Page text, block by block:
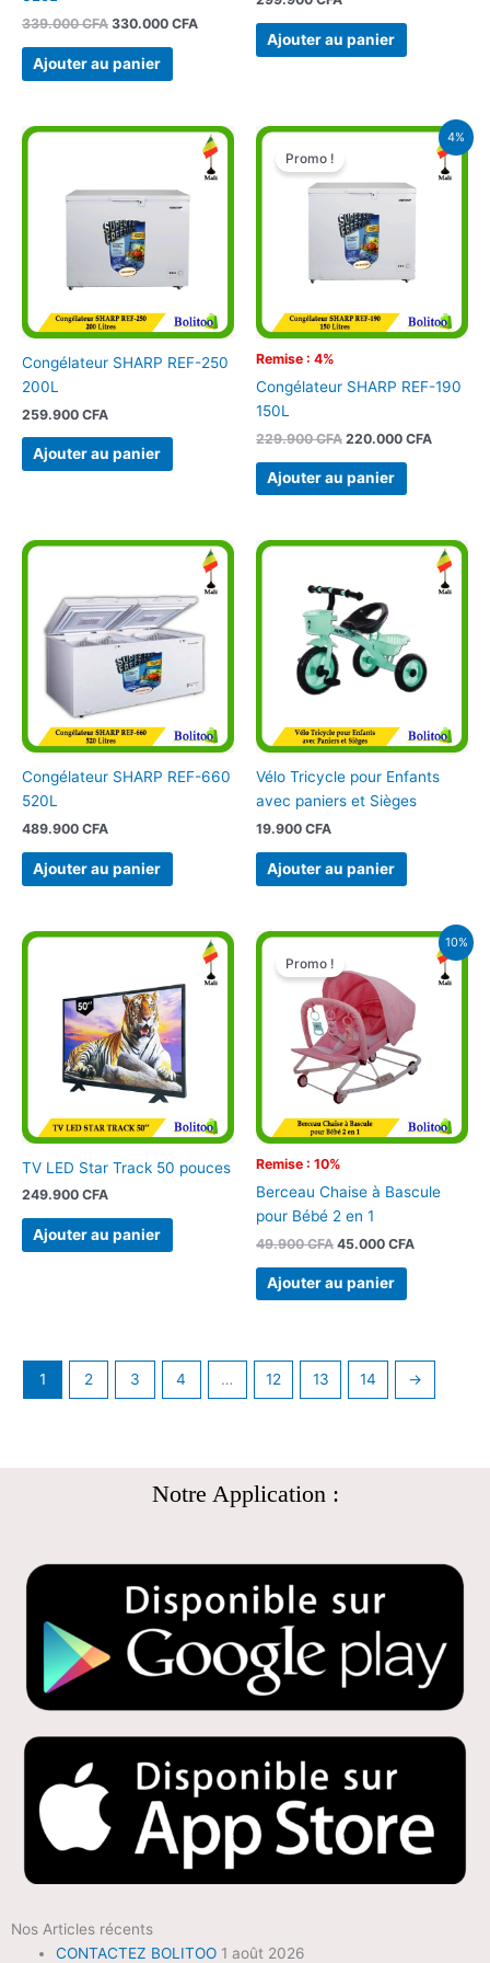
339.000CFA 330.000 CFA
Ajouter au panier
Ajouter au panier
Congélateur SHARP REF-250
200L
259.900 CFA
Ajouter au panier
4%
Remise : 4%
Promo !
Congélateur SHARP REF-190
150L
229.900CFA
Le
était :
229.900 CFA.
220.000 CFA
Le
prix
actuel
est :
Ajouter au panier
Congélateur SHARP REF-660
520L
489.900 CFA
Ajouter au panier
Vélo Tricycle pour Enfants
avec paniers et Sièges
19.900 CFA
Ajouter au panier
TV LED Star Track 50 pouces
249.900 CFA
Ajouter au panier
10%
Remise : 10%
Promo !
Berceau Chaise à Bascule
pour Bébé 2 en 1
49.900CFA
Le
initial
était :
49.900 CFA.
45.000 CFA
Le
prix
actuel
est :
45.000
Ajouter au panier
1 2 3 4 … 12 13 14 →
Notre Application :
Nos Articles récents
CONTACTEZ BOLITOO 1 août 2026